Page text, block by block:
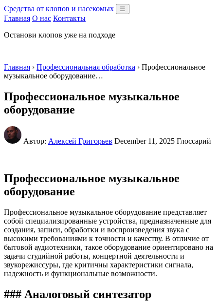
Средства от клопов и насекомых ☰
Главная О нас Контакты
Останови клопов уже на подходе
Главная › Профессиональная обработка › Профессиональное
музыкальное оборудование…
Профессиональное музыкальное
оборудование
Автор: Алексей Григорьев December 11, 2025 Глоссарий
Профессиональное музыкальное
оборудование
Профессиональное музыкальное оборудование представляет
собой специализированные устройства, предназначенные для
создания, записи, обработки и воспроизведения звука с
высокими требованиями к точности и качеству. В отличие от
бытовой аудиотехники, такое оборудование ориентировано на
задачи студийной работы, концертной деятельности и
звукорежиссуры, где критичны характеристики сигнала,
надежность и функциональные возможности.
### Аналоговый синтезатор